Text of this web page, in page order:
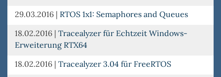
29.03.2016 | RTOS 1x1: Semaphores and Queues
18.02.2016 | Tracealyzer für Echtzeit Windows-
Erweiterung RTX64
18.02.2016 | Tracealyzer 3.04 für FreeRTOS